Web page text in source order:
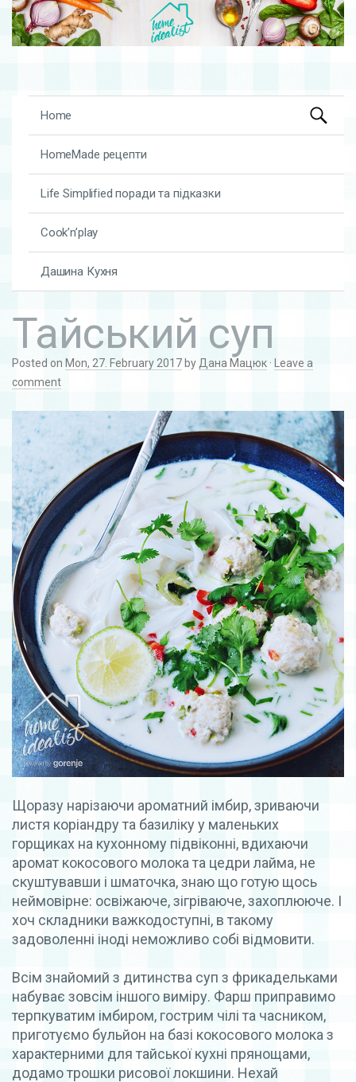
Skip to content
Home
HomeMade рецепти
Life Simplified поради та підказки
Cook’n’play
Дашина Кухня
Search
for:
Тайський суп
Posted on Mon, 27. February 2017 by Дана Мацюк·
Leave a
comment
Щоразу нарізаючи ароматний імбир, зриваючи
листя коріандру та базиліку у маленьких
горщиках на кухонному підвіконні, вдихаючи
аромат кокосового молока та цедри лайма, не
скуштувавши і шматочка, знаю що готую щось
неймовірне: освіжаюче, зігріваюче, захоплююче. І
хоч складники важкодоступні, в такому
задоволенні іноді неможливо собі відмовити.
Всім знайомий з дитинства суп з фрикадельками
набуває зовсім іншого виміру. Фарш приправимо
терпкуватим імбиром, гострим чілі та часником,
приготуємо бульйон на базі кокосового молока з
характерними для тайської кухні прянощами,
додамо трошки рисової локшини. Нехай